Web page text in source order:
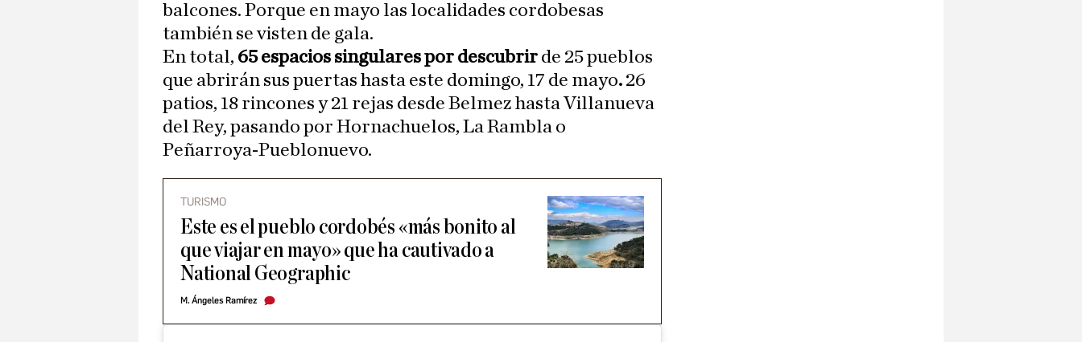
balcones. Porque en mayo las localidades cordobesas
también se visten de gala.
En total, 65 espacios singulares por descubrir de 25 pueblos
que abrirán sus puertas hasta este domingo, 17 de mayo. 26
patios, 18 rincones y 21 rejas desde Belmez hasta Villanueva
del Rey, pasando por Hornachuelos, La Rambla o
Peñarroya-Pueblonuevo.
TURISMO
Este es el pueblo cordobés «más bonito al
que viajar en mayo» que ha cautivado a
National Geographic
M. Ángeles Ramírez